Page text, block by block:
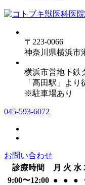
〒223-0066
神奈川県横浜市
横浜市営地下鉄
「高田駅」より
※駐車場あり
045-593-6072
お問い合わせ
診療時間
月 火 水
9:00〜12:00 ● ● ●